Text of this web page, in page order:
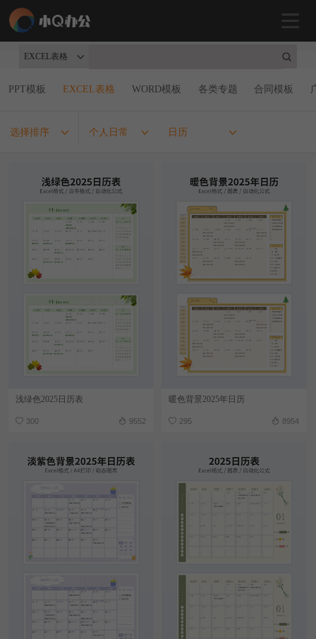
EXCEL表格
PPT模板 EXCEL表格 WORD模板 各类专题 合同模板
选择排序 个人日常 日历
浅绿色2025日历表
300 9552
暖色背景2025年日历
295 8954